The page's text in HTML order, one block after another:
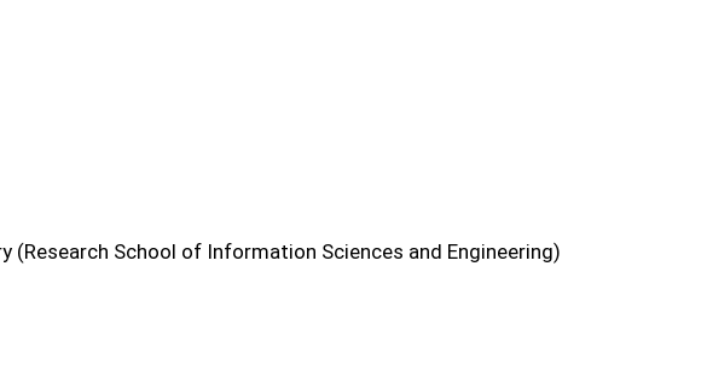
(Research School of Information Sciences and Engineering)